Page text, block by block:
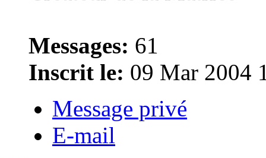
Messages: 61
Inscrit le: 09 Mar 2004
Message privé
E-mail